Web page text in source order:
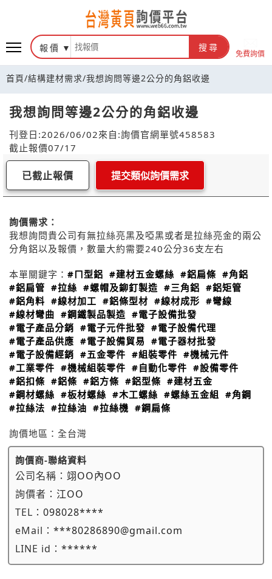
報價 搜尋
免費詢價
首頁/結構建材需求/我想詢問等邊2公分的角鋁收邊
我想詢問等邊2公分的角鋁收邊
刊登日:2026/06/02來自:詢價官網單號458583
截止報價07/17
已截止報價 提交類似詢價需求
詢價需求：
我想詢問貴公司有無拉絲亮黑及啞黑或者是拉絲亮金的兩公
分角鋁以及報價，數量大約需要240公分36支左右
本單關鍵字： #ㄇ型鋁 #建材五金螺絲 #鋁扁條 #角鋁
#鋁扁管 #拉絲 #螺帽及鉚釘製造 #三角鋁 #鋁矩管
#鋁角料 #線材加工 #鋁條型材 #線材成形 #彎線
#線材彎曲 #鋼鐵製品製造 #電子設備批發
#電子產品分銷 #電子元件批發 #電子設備代理
#電子產品供應 #電子設備貿易 #電子器材批發
#電子設備經銷 #五金零件 #組裝零件 #機械元件
#工業零件 #機械組裝零件 #自動化零件 #設備零件
#鋁扣條 #鋁條 #鋁方條 #鋁型條 #建材五金
#鋼材螺絲 #板材螺絲 #木工螺絲 #螺絲五金組 #角鋼
#拉絲法 #拉絲油 #拉絲機 #鋼扁條
詢價地區： 全台灣
詢價商-聯絡資料
公司名稱： 翊OO內OO
詢價者： 江OO
TEL： 098028****
eMail： ***80286890@gmail.com
LINE id： ******